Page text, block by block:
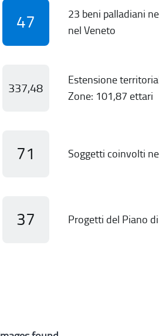
47
23 beni palladiani
nel Veneto
337,48
Estensione
Zone: 101,87 ettari
71 Soggetti coinvolti
37 Progetti del Piano